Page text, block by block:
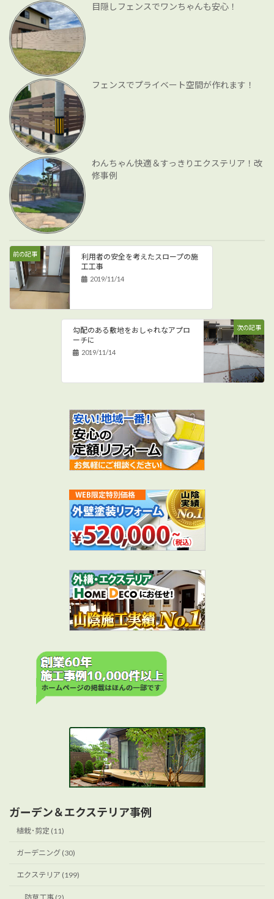
目隠しフェンスでワンちゃんも安心！
フェンスでプライベート空間が作れます！
わんちゃん快適＆すっきりエクステリア！改
修事例
前の記事
利用者の安全を考えたスロープの施
工工事
2019/11/14
次の記事
勾配のある敷地をおしゃれなアプロ
ーチに
2019/11/14
ガーデン＆エクステリア事例
植栽･剪定 (11)
ガーデニング (30)
エクステリア (199)